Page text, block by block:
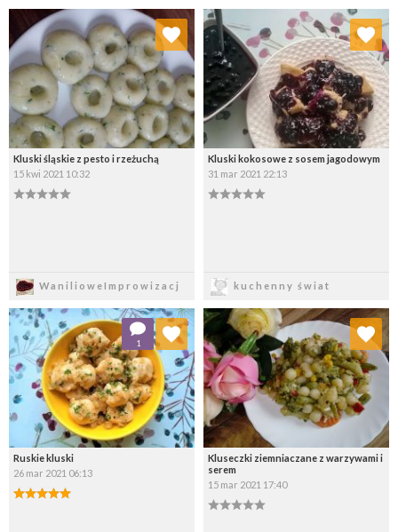
Kluski śląskie z pesto i rzeżuchą
15 kwi 2021 10:32
WanilioweImprowizacj
Dodaj do ulubionych
Wybierz listę:
Kluski kokosowe z sosem jagodowym
31 mar 2021 22:13
kuchenny świat
Dodaj do ulubionych
Wybierz listę:
Ruskie kluski
26 mar 2021 06:13
1
Dodaj do ulubionych
Wybierz listę:
Kluseczki ziemniaczane z warzywami i
serem
15 mar 2021 17:40
Dodaj do ulubionych
Wybierz listę: